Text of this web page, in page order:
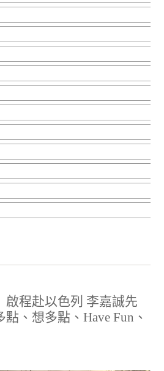
啟程赴以色列 李嘉誠先
、想多點、Have Fun、